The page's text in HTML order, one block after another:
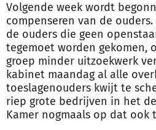
Volgende week wordt
compenseren van de
de ouders die geen
tegemoet worden gekomen,
groep minder uitzoekwerk
kabinet maandag al alle
toeslagenouders kwijt te
riep grote bedrijven in het
Kamer nogmaals op dat ook